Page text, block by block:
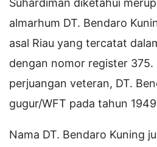
almarhum DT. Bendaro
asal Riau yang tercatat
dengan nomor register 375.
perjuangan veteran, DT.
gugur/WFT pada tahun
Nama DT. Bendaro Kuning